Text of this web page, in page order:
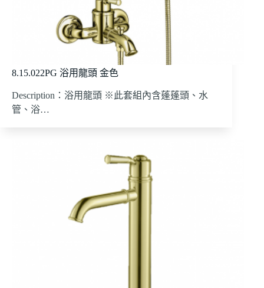
8.15.022PG 浴用龍頭 金色
Description：浴用龍頭 ※此套組內含蓬蓬頭、水
管、浴…